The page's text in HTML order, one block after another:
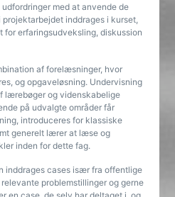
med at anvende de
inddrages i kurset,
for erfaringsudveksling, diskussion
af forelæsninger, hvor
og opgaveløsning. Undervisning
lærebøger og videnskabelige
på udvalgte områder får
introduceres for klassiske
generelt lærer at læse og
inden for dette fag.
inddrages cases især fra offentlige
problemstillinger og gerne